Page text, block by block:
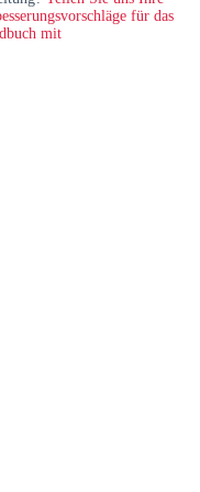
für das
mit